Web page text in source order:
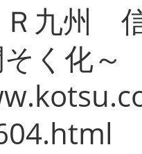
九州 信
く化～